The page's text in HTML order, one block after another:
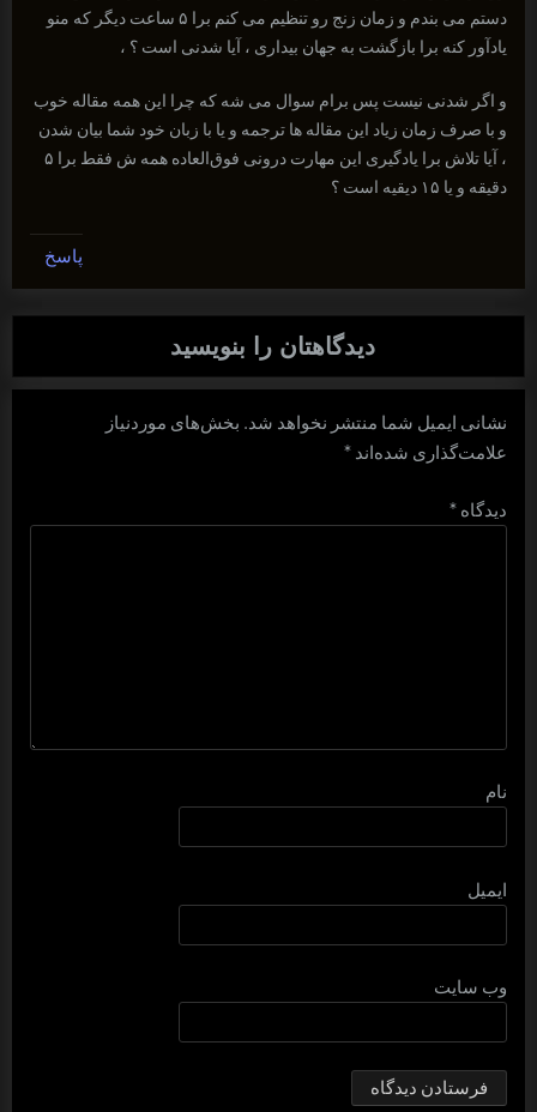
دستم می بندم و زمان زنج رو تنظیم می کنم برا ۵ ساعت دیگر که منو
یادآور کنه برا بازگشت به جهان بیداری ، آیا شدنی است ؟ ،
و اگر شدنی نیست پس برام سوال می شه که چرا این همه مقاله خوب
و با صرف زمان زیاد این مقاله ها ترجمه و یا با زبان خود شما بیان شدن
، آیا تلاش برا یادگیری این مهارت درونی فوق‌العاده همه ش فقط برا ۵
دقیقه و یا ۱۵ دیقیه است ؟
پاسخ
دیدگاهتان را بنویسید
نشانی ایمیل شما منتشر نخواهد شد. بخش‌های موردنیاز
علامت‌گذاری شده‌اند *
دیدگاه *
نام
ایمیل
وب‌ سایت